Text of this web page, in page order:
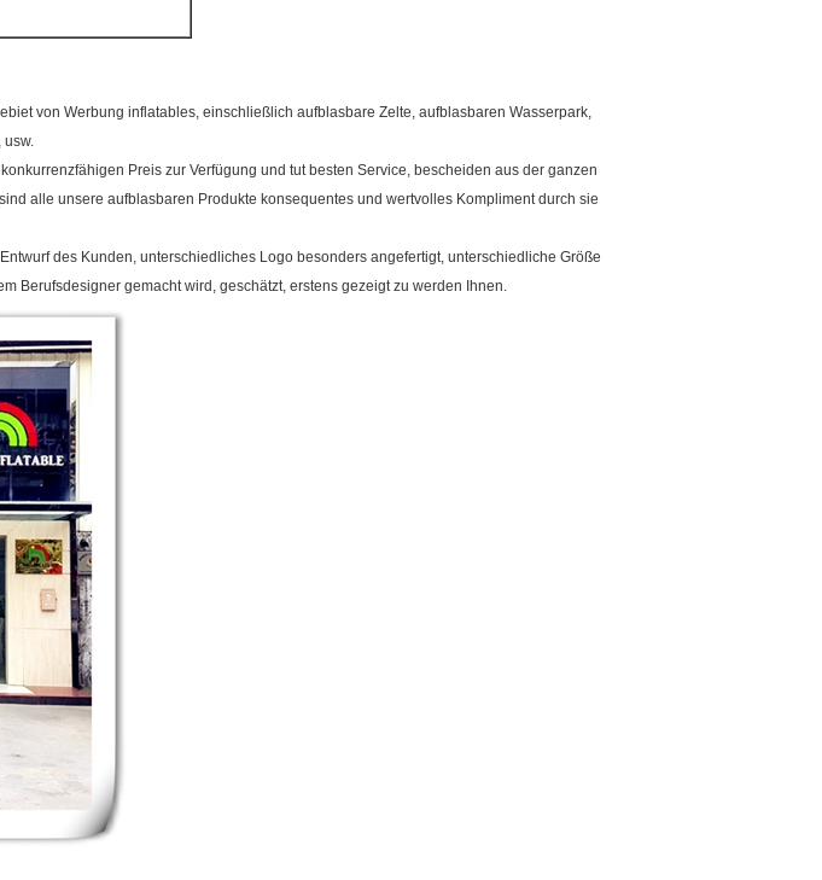
von Werbung inflatables, einschließlich aufblasbare Zelte, aufblasbaren Wasserpark,
usw.
Preis zur Verfügung und tut besten Service, bescheiden aus der ganzen
alle unsere aufblasbaren Produkte konsequentes und wertvolles Kompliment durch sie
des Kunden, unterschiedliches Logo besonders angefertigt, unterschiedliche Größe
Berufsdesigner gemacht wird, geschätzt, erstens gezeigt zu werden Ihnen.